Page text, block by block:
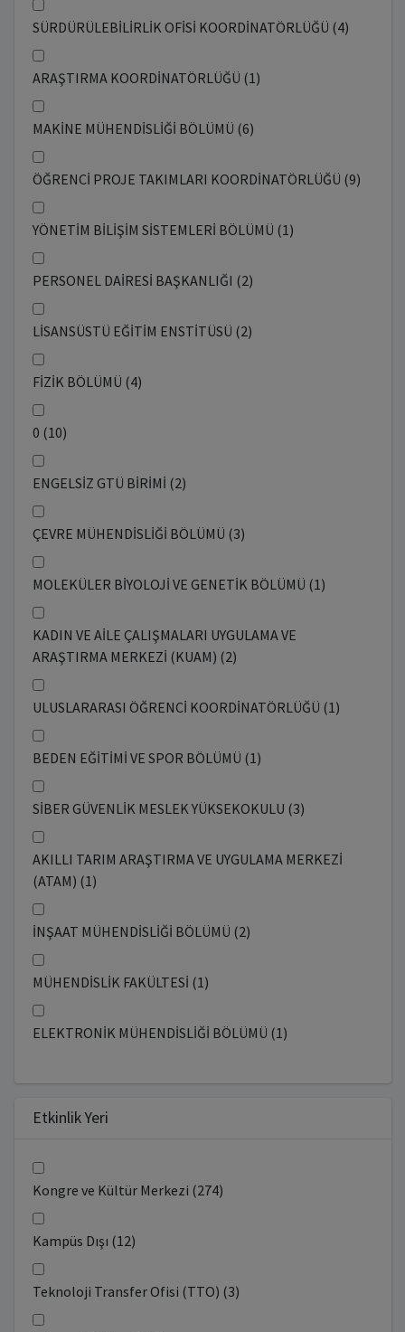
SÜRDÜRÜLEBİLİRLİK OFİSİ KOORDİNATÖRLÜĞÜ (4)
ARAŞTIRMA KOORDİNATÖRLÜĞÜ (1)
MAKİNE MÜHENDİSLİĞİ BÖLÜMÜ (6)
ÖĞRENCİ PROJE TAKIMLARI KOORDİNATÖRLÜĞÜ (9)
YÖNETİM BİLİŞİM SİSTEMLERİ BÖLÜMÜ (1)
PERSONEL DAİRESİ BAŞKANLIĞI (2)
LİSANSÜSTÜ EĞİTİM ENSTİTÜSÜ (2)
FİZİK BÖLÜMÜ (4)
0 (10)
ENGELSİZ GTÜ BİRİMİ (2)
ÇEVRE MÜHENDİSLİĞİ BÖLÜMÜ (3)
MOLEKÜLER BİYOLOJİ VE GENETİK BÖLÜMÜ (1)
KADIN VE AİLE ÇALIŞMALARI UYGULAMA VE
ARAŞTIRMA MERKEZİ (KUAM) (2)
ULUSLARARASI ÖĞRENCİ KOORDİNATÖRLÜĞÜ (1)
BEDEN EĞİTİMİ VE SPOR BÖLÜMÜ (1)
SİBER GÜVENLİK MESLEK YÜKSEKOKULU (3)
AKILLI TARIM ARAŞTIRMA VE UYGULAMA MERKEZİ
(ATAM) (1)
İNŞAAT MÜHENDİSLİĞİ BÖLÜMÜ (2)
MÜHENDİSLİK FAKÜLTESİ (1)
ELEKTRONİK MÜHENDİSLİĞİ BÖLÜMÜ (1)
Etkinlik Yeri
Kongre ve Kültür Merkezi (274)
Kampüs Dışı (12)
Teknoloji Transfer Ofisi (TTO) (3)